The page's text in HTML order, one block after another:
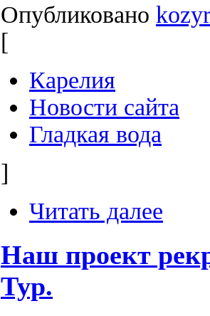
Опубликовано
[
Карелия
Новости сайта
Гладкая вода
]
Читать далее
Наш проект
Тур.